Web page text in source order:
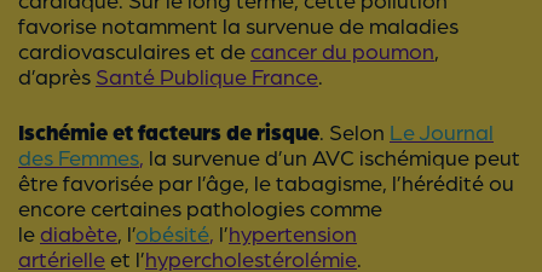
favorise notamment la survenue de maladies
cardiovasculaires et de cancer du poumon
d’après Santé Publique France
Ischémie et facteurs de risque . Selon Le Journal
des Femmes la survenue d’un AVC ischémique peut
être favorisée par l’âge, le tabagisme, l’hérédité ou
encore certaines pathologies comme
le diabète , l’obésité l’hypertension
artérielle et l’hypercholestérolémie